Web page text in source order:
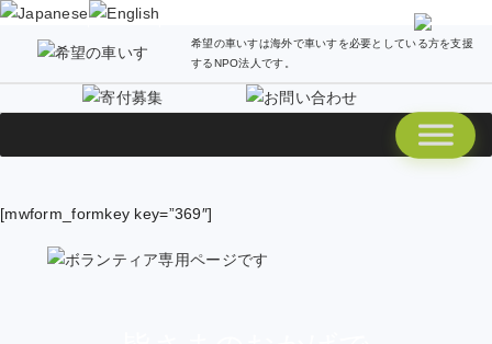
希望の車いすは海外で車いすを必要としている方を支援
するNPO法人です。
[mwform_formkey key=”369″]